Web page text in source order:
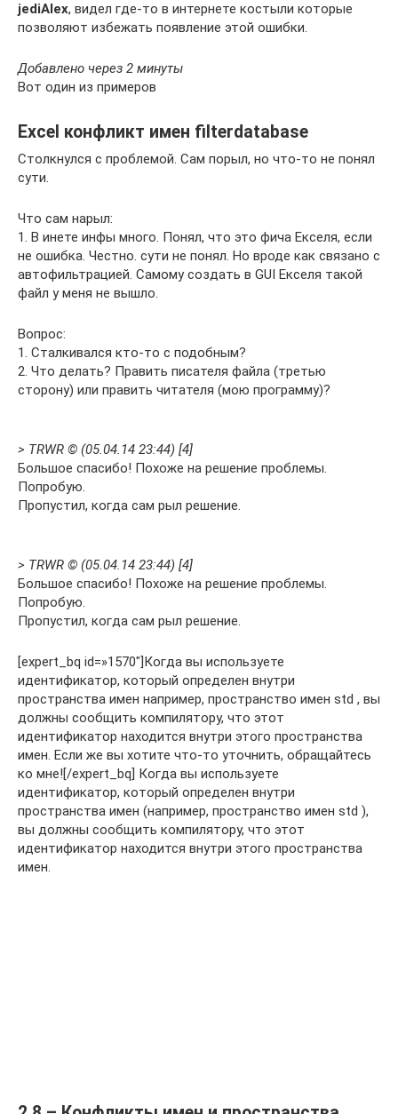
jediAlex, видел где-то в интернете костыли которые
позволяют избежать появление этой ошибки.
Добавлено через 2 минуты
Вот один из примеров
Excel конфликт имен filterdatabase
Столкнулся с проблемой. Сам порыл, но что-то не понял
сути.
Что сам нарыл:
1. В инете инфы много. Понял, что это фича Екселя, если
не ошибка. Честно. сути не понял. Но вроде как связано с
автофильтрацией. Самому создать в GUI Екселя такой
файл у меня не вышло.
Вопрос:
1. Сталкивался кто-то с подобным?
2. Что делать? Править писателя файла (третью
сторону) или править читателя (мою программу)?
> TRWR © (05.04.14 23:44) [4]
Большое спасибо! Похоже на решение проблемы.
Попробую.
Пропустил, когда сам рыл решение.
> TRWR © (05.04.14 23:44) [4]
Большое спасибо! Похоже на решение проблемы.
Попробую.
Пропустил, когда сам рыл решение.
[expert_bq id=»1570″]Когда вы используете
идентификатор, который определен внутри
пространства имен например, пространство имен std , вы
должны сообщить компилятору, что этот
идентификатор находится внутри этого пространства
имен. Если же вы хотите что-то уточнить, обращайтесь
ко мне![/expert_bq] Когда вы используете
идентификатор, который определен внутри
пространства имен (например, пространство имен std ),
вы должны сообщить компилятору, что этот
идентификатор находится внутри этого пространства
имен.